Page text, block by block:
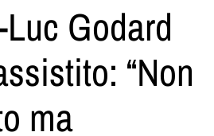
Godard
“Non
ma